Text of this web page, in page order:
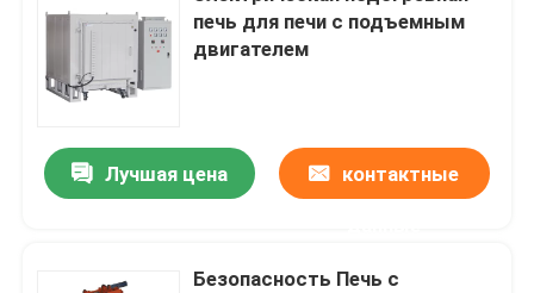
печь для печи с подъемным
двигателем
Лучшая цена контактные
Безопасность Печь с